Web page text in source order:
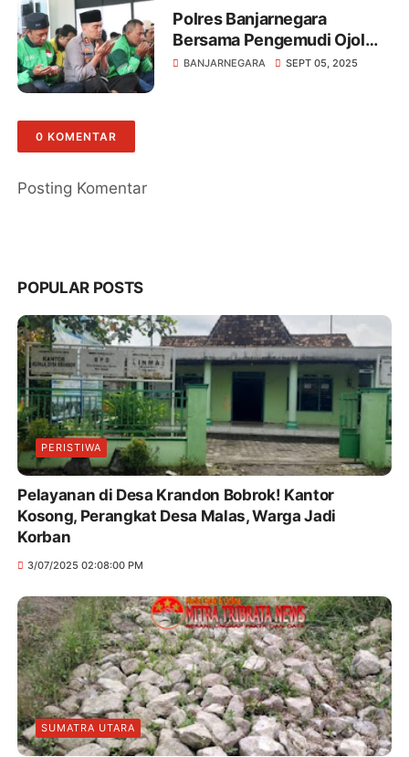
Polres Banjarnegara
Bersama Pengemudi Ojol
Gelar Doa Bersama
BANJARNEGARA SEPT 05, 2025
0 KOMENTAR
Posting Komentar
POPULAR POSTS
PERISTIWA
Pelayanan di Desa Krandon Bobrok! Kantor
Kosong, Perangkat Desa Malas, Warga Jadi
Korban
3/07/2025 02:08:00 PM
SUMATRA UTARA